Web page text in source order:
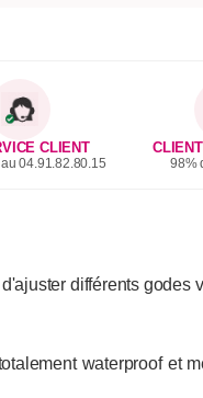
CLIENT
04.91.82.80.15 98%
différents godes
waterproof et